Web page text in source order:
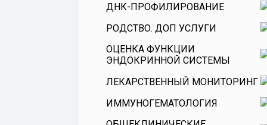
ДНК-ПРОФИЛИРОВАНИЕ
РОДСТВО. ДОП УСЛУГИ
ОЦЕНКА ФУНКЦИИ
ЭНДОКРИННОЙ СИСТЕМЫ
Витамины
Оценка функции гипофиза
ЛЕКАРСТВЕННЫЙ МОНИТОРИНГ
ИММУНОГЕМАТОЛОГИЯ